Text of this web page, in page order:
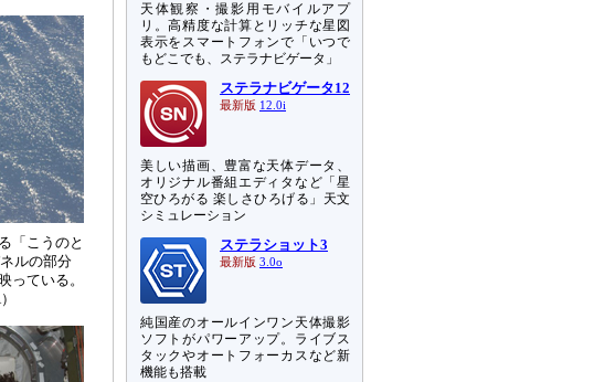
「こうのと
ルの部分
っている。
天体観察・撮影用モバイルアプ
リ。高精度な計算とリッチな星図
表示をスマートフォンで「いつで
もどこでも、ステラナビゲータ」
ステラナビゲータ12
最新版 12.0i
美しい描画、豊富な天体データ、
オリジナル番組エディタなど「星
空ひろがる 楽しさひろげる」天文
シミュレーション
ステラショット3
最新版 3.0o
純国産のオールインワン天体撮影
ソフトがパワーアップ。ライブス
タックやオートフォーカスなど新
機能も搭載